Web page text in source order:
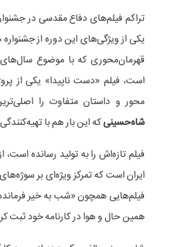
تراکم فیلم‌های دفاع مقدسی در
یکی از ویژگی‌های این دوره از
قهرمان‌محوری که با موضوع
است، فیلم «دست ناپیدا» یکی از
محور و داستان متفاوت را
شاه‌حسینیکه این بار هم با تهیه‌کنندگی
فیلم تازه‌اش را به تولید رسانده است،
ایران است که تمرکز ویژه‌ای بر
فیلم‌هایی همچون «شب به خیر
همین حال و هوا در کارنامه خود ثبت